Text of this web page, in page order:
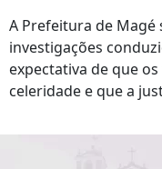
A Prefeitura de Magé
investigações
expectativa de que
celeridade e que a